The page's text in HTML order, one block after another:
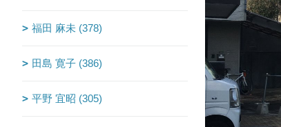
福田 麻未 (378)
田島 寛子 (386)
平野 宜昭 (305)